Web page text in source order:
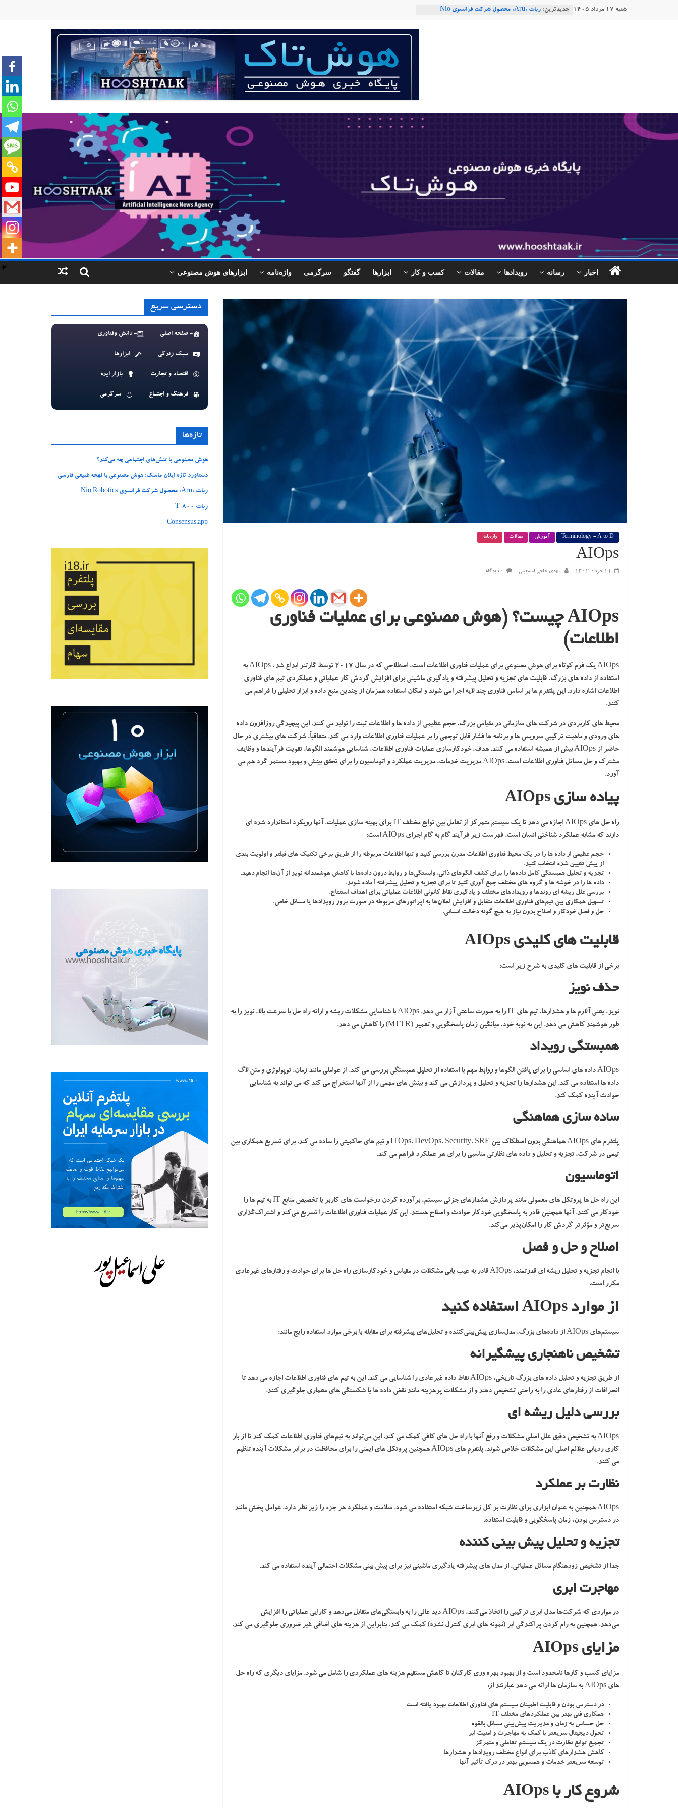
شنبه ۱۷ مرداد ۱۴۰۵ جدیدترین:
ربات «Aru» محصول شرکت فرانسوی Nio
خبری
مصنوعی
اخبار رسانه رویدادها مقالات کسب و کار ابزارها گفتگو سرگرمی واژه‌نامه ابزارهای هوش مصنوعی
Terminology - A to D آموزش مقالات واژه‌نامه
AIOps
۱۱ خرداد ۱۴۰۲ مهدی حاجی اسمعیلی ۰ دیدگاه
AIOps چیست؟ (هوش مصنوعی برای عملیات فناوری
اطلاعات)
AIOps یک فرم کوتاه برای هوش مصنوعی برای عملیات فناوری اطلاعات است، اصطلاحی که در سال 2017 توسط گارتنر ابداع شد . AIOps به
استفاده از داده های بزرگ، قابلیت های تجزیه و تحلیل پیشرفته و یادگیری ماشینی برای افزایش گردش کار عملیاتی و عملکردی تیم های فناوری
اطلاعات اشاره دارد. این پلتفرم ها بر اساس فناوری چند لایه اجرا می شوند و امکان استفاده همزمان از چندین منبع داده و ابزار تحلیلی را فراهم می
کنند.
محیط های کاربردی در شرکت های سازمانی در مقیاس بزرگ، حجم عظیمی از داده ها و اطلاعات ثبت را تولید می کنند. این پیچیدگی روزافزون داده
های ورودی و ماهیت ترکیبی سرویس ها و برنامه ها فشار قابل توجهی را بر عملیات فناوری اطلاعات وارد می کند. متعاقباً، شرکت های بیشتری در حال
حاضر از AIOps بیش از همیشه استفاده می کنند. هدف، خودکارسازی عملیات فناوری اطلاعات، شناسایی هوشمند الگوها، تقویت فرآیندها و وظایف
مشترک و حل مسائل فناوری اطلاعات است. AIOps مدیریت خدمات، مدیریت عملکرد و اتوماسیون را برای تحقق بینش و بهبود مستمر گرد هم می
آورد.
پیاده سازی AIOps
راه حل های AIOps اجازه می دهد تا یک سیستم متمرکز از تعامل بین توابع مختلف IT برای بهینه سازی عملیات. آنها رویکرد استاندارد شده ای
دارند که مشابه عملکرد شناختی انسان است. فهرست زیر فرآیند گام به گام اجرای AIOps است:
حجم عظیمی از داده ها را در یک محیط فناوری اطلاعات مدرن بررسی کنید و تنها اطلاعات مربوطه را از طریق برخی تکنیک های فیلتر و اولویت بندی
از پیش تعیین شده انتخاب کنید.
تجزیه و تحلیل همبستگی کامل داده‌ها را برای کشف الگوهای ذاتی، وابستگی‌ها و روابط درون داده‌ها با کاهش هوشمندانه نویز از آن‌ها انجام دهید.
داده ها را در خوشه ها و گروه های مختلف جمع آوری کنید تا برای تجزیه و تحلیل پیشرفته آماده شوند.
بررسی علل ریشه ای روندها و رویدادهای مختلف و یادگیری نقاط کانونی اطلاعات عملیاتی برای اهداف استنتاج.
تسهیل همکاری بین تیم‌های فناوری اطلاعات متقابل و افزایش اعلان‌ها به اپراتورهای مربوطه در صورت بروز رویدادها یا مسائل خاص.
حل و فصل خودکار و اصلاح بدون نیاز به هیچ گونه دخالت انسانی.
قابلیت های کلیدی AIOps
برخی از قابلیت های کلیدی به شرح زیر است:
حذف نویز
نویز، یعنی آلارم ها و هشدارها، تیم های IT را به صورت ساعتی آزار می دهد. AIOps با شناسایی مشکلات ریشه و ارائه راه حل با سرعت بالا، نویز را به
طور هوشمند کاهش می دهد. این به نوبه خود، میانگین زمان پاسخگویی و تعمیر (MTTR) را کاهش می دهد.
همبستگی رویداد
AIOps داده های اساسی را برای یافتن الگوها و روابط مهم با استفاده از تحلیل همبستگی بررسی می کند. از عواملی مانند زمان، توپولوژی و متن لاگ
داده ها استفاده می کند. این هشدارها را تجزیه و تحلیل و پردازش می کند و بینش های مهمی را از آنها استخراج می کند که می تواند به شناسایی
حوادث آینده کمک کند.
ساده سازی هماهنگی
پلتفرم های AIOps هماهنگی بدون اصطکاک بین ITOps، DevOps، Security، SRE و تیم های حاکمیتی را ساده می کند. برای تسریع همکاری بین
تیمی در شرکت، تجزیه و تحلیل و داده های نظارتی مناسبی را برای هر عملکرد فراهم می کند.
اتوماسیون
این راه حل ها پروتکل های معمولی مانند پردازش هشدارهای جزئی سیستم، برآورده کردن درخواست های کاربر یا تخصیص منابع IT به تیم ها را
خودکار می کنند. آنها همچنین قادر به پاسخگویی خودکار حوادث و اصلاح هستند. این کار عملیات فناوری اطلاعات را تسریع می‌کند و اشتراک‌گذاری
سریع‌تر و مؤثرتر گردش کار را امکان‌پذیر می‌کند.
اصلاح و حل و فصل
با انجام تجزیه و تحلیل ریشه ای قدرتمند، AIOps قادر به عیب یابی مشکلات در مقیاس و خودکارسازی راه حل ها برای حوادث و رفتارهای غیرعادی
مکرر است.
از موارد AIOps استفاده کنید
سیستم‌های AIOps از داده‌های بزرگ، مدل‌سازی پیش‌بینی‌کننده و تحلیل‌های پیشرفته برای مقابله با برخی موارد استفاده رایج مانند:
تشخیص ناهنجاری پیشگیرانه
از طریق تجزیه و تحلیل داده های بزرگ تاریخی، AIOps نقاط داده غیرعادی را شناسایی می کند. این به تیم های فناوری اطلاعات اجازه می دهد تا
انحرافات از رفتارهای عادی را به راحتی تشخیص دهند و از مشکلات پرهزینه مانند نقض داده ها یا شکستگی های معماری جلوگیری کنند.
بررسی دلیل ریشه ای
AIOps به تشخیص دقیق علل اصلی مشکلات و رفع آنها با راه حل های کافی کمک می کند. این می‌تواند به تیم‌های فناوری اطلاعات کمک کند تا از بار
کاری ردیابی علائم اصلی این مشکلات خلاص شوند. پلتفرم های AIOps همچنین پروتکل های ایمنی را برای محافظت در برابر مشکلات آینده تنظیم
می کنند.
نظارت بر عملکرد
AIOps همچنین به عنوان ابزاری برای نظارت بر کل زیرساخت شبکه استفاده می شود. سلامت و عملکرد هر جزء را زیر نظر دارد. عوامل پخش مانند
در دسترس بودن، زمان پاسخگویی و قابلیت استفاده.
تجزیه و تحلیل پیش بینی کننده
جدا از تشخیص زودهنگام مسائل عملیاتی، از مدل های پیشرفته یادگیری ماشینی نیز برای پیش بینی مشکلات احتمالی آینده استفاده می کند.
مهاجرت ابری
در مواردی که شرکت‌ها مدل ابری ترکیبی را اتخاذ می‌کنند، AIOps دید عالی را به وابستگی‌های متقابل می‌دهد و کارایی عملیاتی را افزایش
می‌دهد. همچنین به رام کردن پراکندگی ابر (نمونه های ابری کنترل نشده) کمک می کند، بنابراین از هزینه های اضافی غیر ضروری جلوگیری می کند.
مزایای AIOps
مزایای کسب و کارها نامحدود است و از بهبود بهره وری کارکنان تا کاهش مستقیم هزینه های عملکردی را شامل می شود. مزایای دیگری که راه حل
های AIOps به سازمان ها ارائه می دهد عبارتند از:
در دسترس بودن و قابلیت اطمینان سیستم های فناوری اطلاعات بهبود یافته است
همکاری فنی بهتر بین عملکردهای مختلف IT
حل حساس به زمان و مدیریت پیش‌بینی مسائل بالقوه
تحول دیجیتال سریعتر با کمک به مهاجرت و امنیت ابر
تجمیع توابع نظارت در یک سیستم تعاملی و متمرکز
کاهش هشدارهای کاذب برای انواع مختلف رویدادها و هشدارها
توسعه سریعتر خدمات و همسویی بهتر در درک تأثیر آنها
شروع کار با AIOps
دسترسی سریع
- صفحه اصلی - دانش وفناوری
- سبک زندگی - ابزارها
- اقتصاد و تجارت - بازار ایده
- فرهنگ و اجتماع - سرگرمی
تازه‌ها
هوش مصنوعی با تنش‌های اجتماعی چه می‌کند؟
دستاورد تازه ایلان ماسک؛ هوش مصنوعی با لهجه طبیعی فارسی
ربات «Aru» محصول شرکت فرانسوی Nio Robotics
ربات T‑800
Consensus.app